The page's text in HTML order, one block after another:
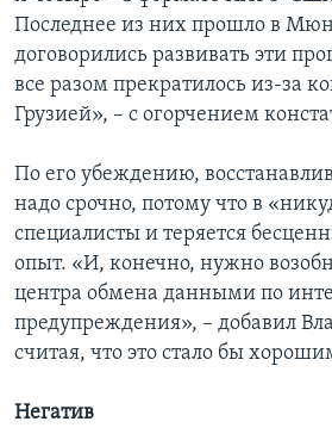
Последнее из них прошло в
договорились развивать эти
все разом прекратилось из-за
Грузией», – с огорчением
По его убеждению,
надо срочно, потому что в
специалисты и теряется
опыт. «И, конечно, нужно
центра обмена данными по
предупреждения», – добавил
считая, что это стало бы
Негатив